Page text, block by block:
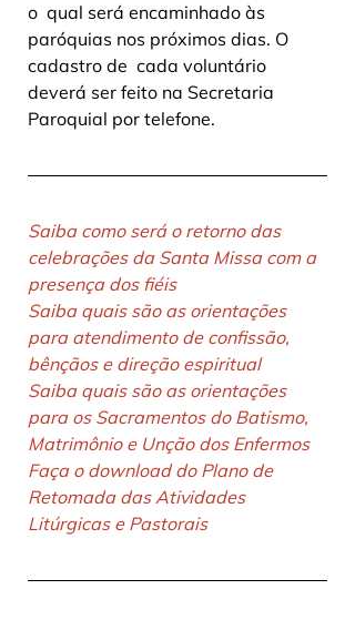
o  qual será encaminhado às
paróquias nos próximos dias. O
cadastro de  cada voluntário
deverá ser feito na Secretaria
Paroquial por telefone.
Saiba como será o retorno das
celebrações da Santa Missa com a
presença dos fiéis
Saiba quais são as orientações
para atendimento de confissão,
bênçãos e direção espiritual
Saiba quais são as orientações
para os Sacramentos do Batismo,
Matrimônio e Unção dos Enfermos
Faça o download do Plano de
Retomada das Atividades
Litúrgicas e Pastorais